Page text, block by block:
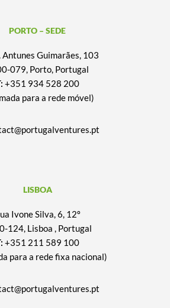
PORTO – SEDE
Antunes Guimarães, 103
079, Porto, Portugal
+351 934 528 200
para a rede móvel)
LISBOA
Ivone Silva, 6, 12º
124, Lisboa , Portugal
+351 211 589 100
para a rede fixa nacional)